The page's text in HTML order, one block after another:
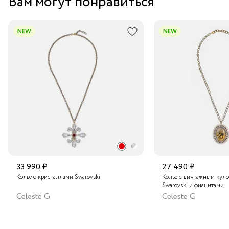
с вечерними и повседневными нарядами, добавляя
им элегантности и роскоши.
Курьером за 1-2 дня
В пункт выдачи заказов Boxberry
Транспортной компанией по России
Подробнее о сроках доставки
NEW
33 990 ₽
Колье с кристаллами Swarovski
Celeste G
NEW
27 490 ₽
Колье с винтажным
Swarovski и фианитами
Celeste G